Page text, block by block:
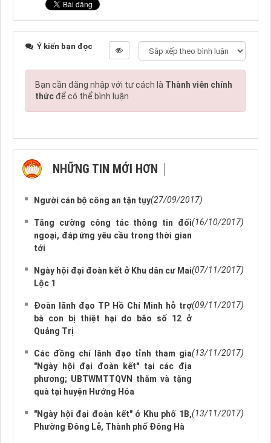
Ý kiến bạn đọc
Bạn cần đăng nhập với tư cách là Thành viên chính
thứcđể có thể bình luận
NHỮNG TIN MỚI HƠN
Người cán bộ công an tận tụy(27/09/2017)
Tăng cường công tác thông tin đối
ngoại, đáp ứng yêu cầu trong thời gian
tới
(16/10/2017)
Ngày hội đại đoàn kết ở Khu dân cư Mai
Lộc 1
(07/11/2017)
Đoàn lãnh đạo TP Hồ Chí Minh hỗ trợ
bà con bị thiệt hại do bão số 12 ở
Quảng Trị
(09/11/2017)
Các đồng chí lãnh đạo tỉnh tham gia
"Ngày hội đại đoàn kết" tại các địa
phương; UBTWMTTQVN thăm và tặng
quà tại huyện Hướng Hóa
(13/11/2017)
"Ngày hội đại đoàn kết" ở Khu phố 1B,
Phường Đông Lễ, Thành phố Đông Hà
(13/11/2017)